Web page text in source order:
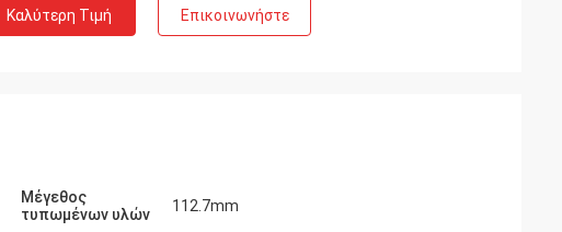
Καλύτερη Τιμή Επικοινωνήστε
Μέγεθος
τυπωμένων υλών
112.7mm